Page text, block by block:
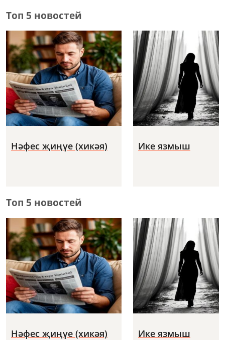
Топ 5 новостей
Нәфес җиңүе (хикәя) Ике язмыш
Топ 5 новостей
Нәфес җиңүе (хикәя) Ике язмыш